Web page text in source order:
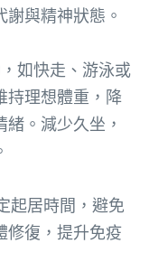
與精神狀態。
如快走、游泳或
持理想體重，降
。減少久坐，
起居時間，避免
修復，提升免疫